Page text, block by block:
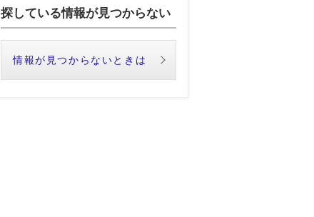
探している情報が見つからない
情報が見つからないときは